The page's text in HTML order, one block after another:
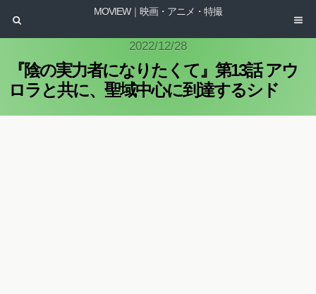
MOVIEW｜映画・アニメ・特撮
2022/12/28
『陰の実力者になりたくて』第13話 アウ
ロラと共に、聖域中心に到達するシド